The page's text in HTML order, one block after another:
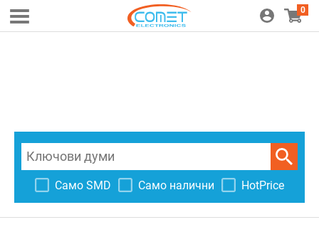
0
Само SMD Само налични HotPrice